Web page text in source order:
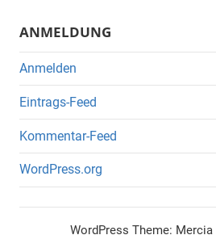
ANMELDUNG
Anmelden
Eintrags-Feed
Kommentar-Feed
WordPress.org
WordPress Theme: Mercia